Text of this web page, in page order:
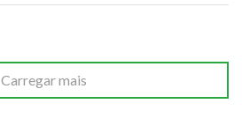
Carregar mais